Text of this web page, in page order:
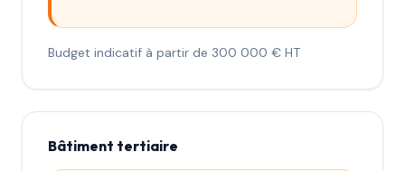
Budget indicatif à partir de 300 000 € HT
Bâtiment tertiaire